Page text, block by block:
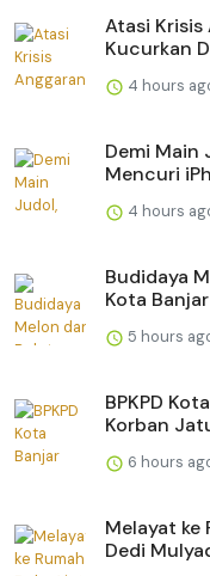
Atasi Krisis
Kucurkan
4 hours
Demi Main
Mencuri
4 hours
Budidaya
Kota
5 hours
BPKPD
Korban
6 hours
Melayat ke
Dedi